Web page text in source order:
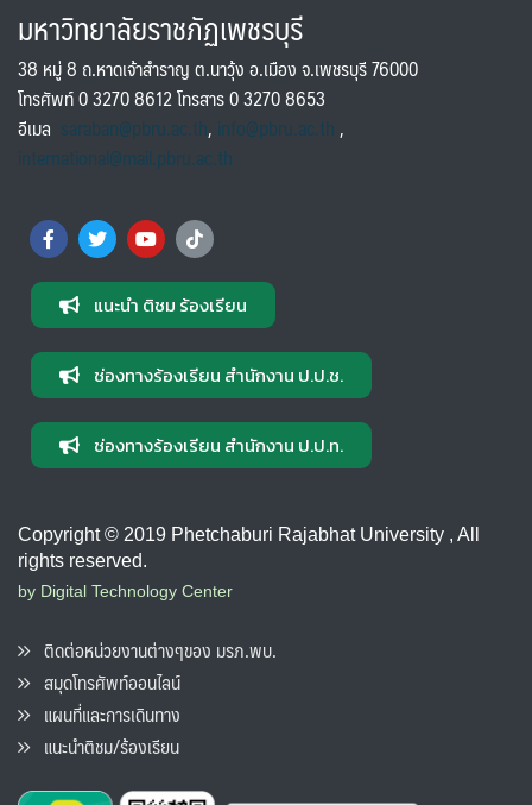
มหาวิทยาลัยราชภัฏเพชรบุรี
38 หมู่ 8 ถ.หาดเจ้าสำราญ ต.นาวุ้ง อ.เมือง จ.เพชรบุรี 76000
โทรศัพท์ 0 3270 8612 โทรสาร 0 3270 8653
อีเมล saraban@pbru.ac.th, info@pbru.ac.th,
international@mail.pbru.ac.th
แนะนำ ติชม ร้องเรียน
ช่องทางร้องเรียน สำนักงาน ป.ป.ช.
ช่องทางร้องเรียน สำนักงาน ป.ป.ท.
Copyright © 2019 Phetchaburi Rajabhat University , All
rights reserved.
by Digital Technology Center
ติดต่อหน่วยงานต่างๆของ มรภ.พบ.
สมุดโทรศัพท์ออนไลน์
แผนที่และการเดินทาง
แนะนำติชม/ร้องเรียน